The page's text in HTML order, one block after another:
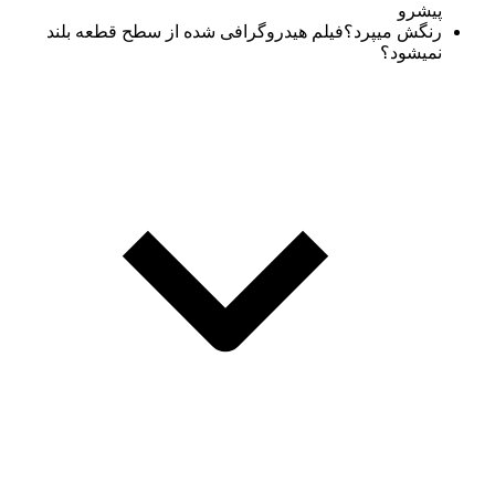
پیشرو
رنگش میپرد؟فیلم هیدروگرافی شده از سطح قطعه بلند
نمیشود؟